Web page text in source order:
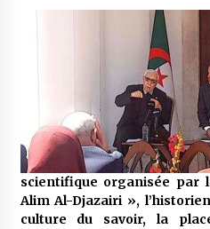
Quand on va vite
5 ans ago
« Père, tiens-
5 ans ago
Le bouc de l’Au-
5 ans ago
scientifique organisée par
Alim Al-Djazairi »,
culture du savoir, la